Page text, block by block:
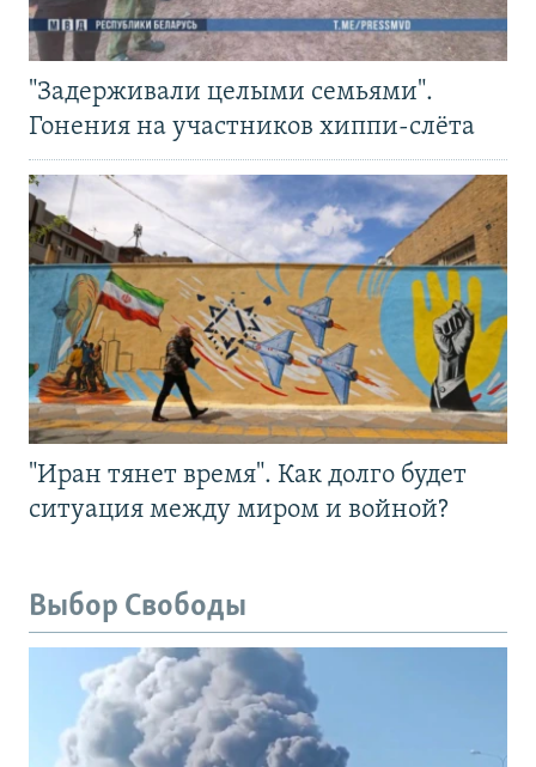
"Задерживали целыми семьями".
Гонения на участников хиппи-слёта
"Иран тянет время". Как долго будет
ситуация между миром и войной?
Выбор Свободы